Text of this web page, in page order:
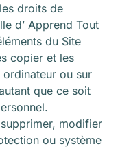
droits de
d’ Apprend Tout
du Site
copier et les
ou sur
que ce soit
modifier
ou système